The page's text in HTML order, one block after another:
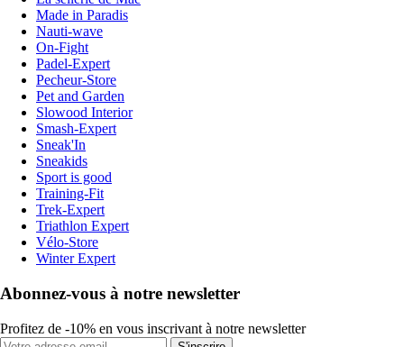
Made in Paradis
Nauti-wave
On-Fight
Padel-Expert
Pecheur-Store
Pet and Garden
Slowood Interior
Smash-Expert
Sneak'In
Sneakids
Sport is good
Training-Fit
Trek-Expert
Triathlon Expert
Vélo-Store
Winter Expert
Abonnez-vous à notre newsletter
Profitez de -10% en vous inscrivant à notre newsletter